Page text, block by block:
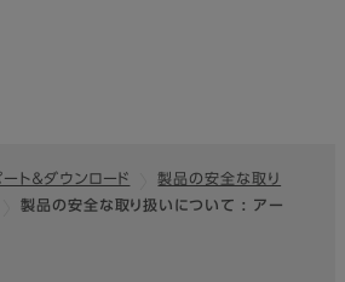
ト＆ダウンロード
製品の安全な取り
製品の安全な取り扱いについて : アー